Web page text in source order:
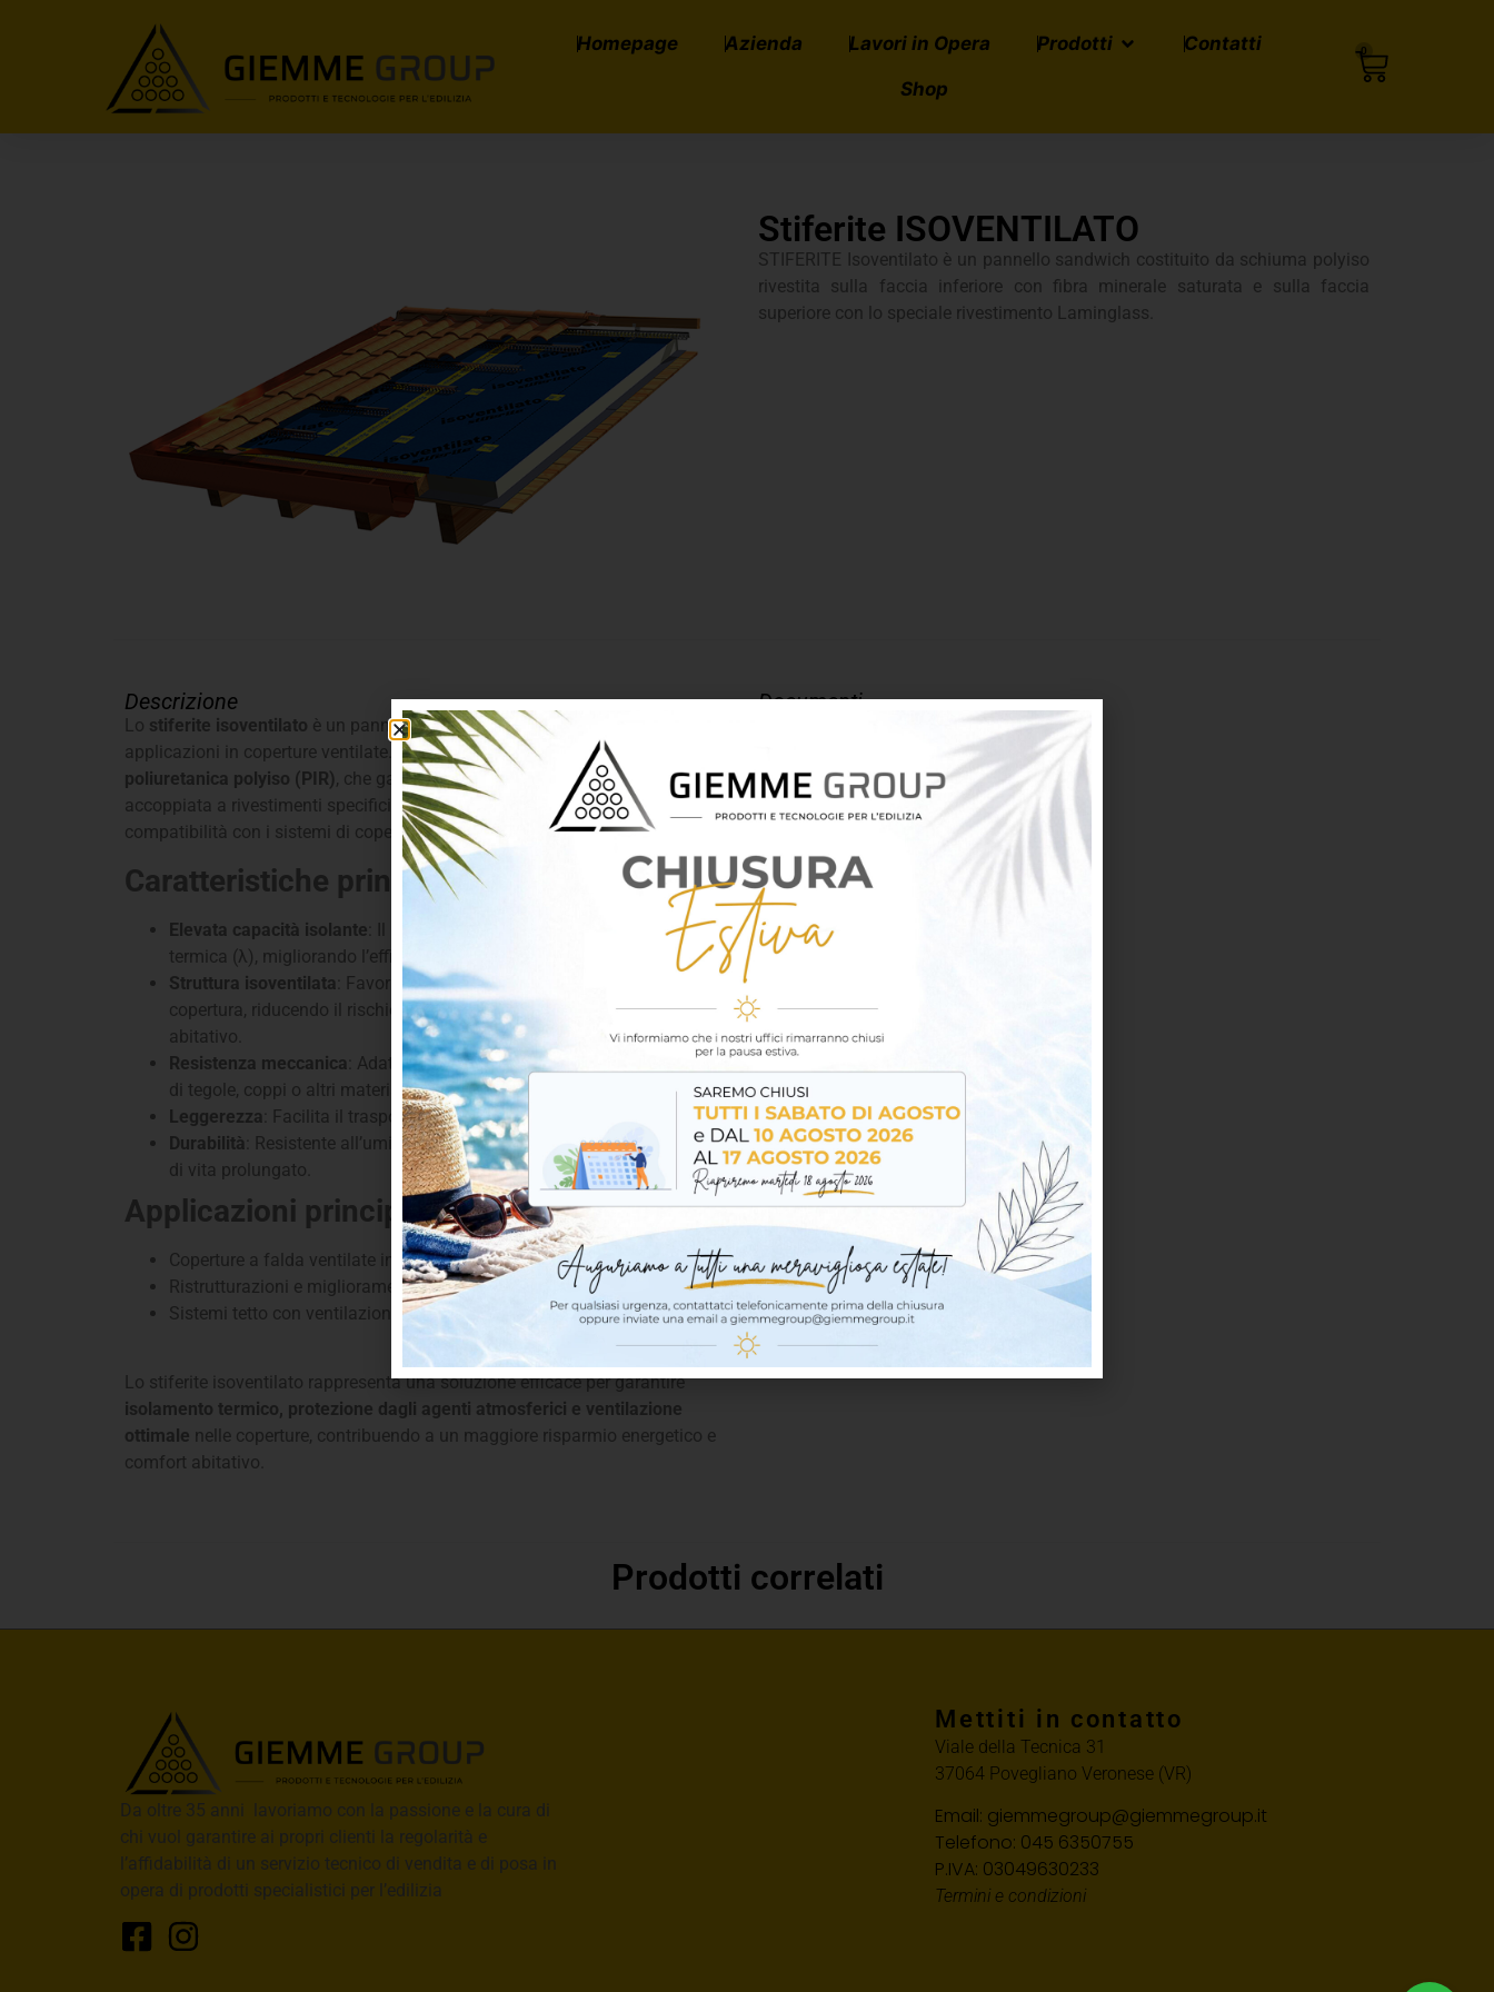
Homepage Azienda Lavori in Opera Prodotti Contatti
Shop
0
Stiferite ISOVENTILATO
STIFERITE Isoventilato è un pannello sandwich costituito da schiuma polyiso
rivestita sulla faccia inferiore con fibra minerale saturata e sulla faccia
superiore con lo speciale rivestimento Laminglass.
Descrizione
Lo stiferite isoventilato è un pannello isolante composito progettato per
applicazioni in coperture ventilate. È costituito da un’anima inschiuma
poliuretanica polyiso (PIR), che garantisce un’elevata resistenza termica,
accoppiata a rivestimenti specifici che ne migliorano la durabilità e la
compatibilità con i sistemi di copertura.
Caratteristiche principali:
Elevata capacità isolante : Il PIR offre un basso valore di conducibilità
termica (λ), migliorando l’efficienza energetica dell’edificio.
Struttura isoventilata
: Favorisce la ventilazione sotto il manto di
copertura, riducendo il rischio di condensa e migliorando il comfort
abitativo.
Resistenza meccanica : Adatto a sopportare carichi derivanti dalla posa
di tegole, coppi o altri materiali di copertura.
Leggerezza
: Facilita il trasporto e l’installazione.
Durabilità
: Resistente all’umidità e agli agenti atmosferici, con un ciclo
di vita prolungato.
Applicazioni principali:
Coperture a falda ventilate in edifici residenziali e industriali.
Ristrutturazioni e miglioramenti energetici di tetti esistenti.
Sistemi tetto con ventilazione sottotegola.
Lo stiferite isoventilato rappresenta una soluzione efficace per garantire
isolamento termico, protezione dagli agenti atmosferici e ventilazione
ottimale nelle coperture, contribuendo a un maggiore risparmio energetico e
comfort abitativo.
Documenti
Scheda tecnica Isoventilato
Prodotti correlati
Da oltre 35 anni lavoriamo con la passione e la cura di
chi vuol garantire ai propri clienti la regolarità e
l’affidabilità di un servizio tecnico di vendita e di posa in
opera di prodotti specialistici per l’edilizia
Mettiti in contatto
Viale della Tecnica 31
37064 Povegliano Veronese (VR)
Email: giemmegroup@giemmegroup.it
Telefono: 045 6350755
P.IVA: 03049630233
Termini e condizioni